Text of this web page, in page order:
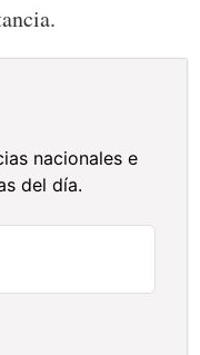
nacionales e
del día.